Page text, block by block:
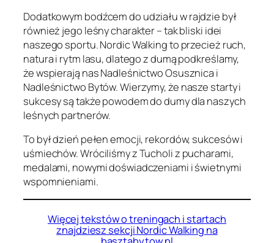
Dodatkowym bodźcem do udziału w rajdzie był
również jego leśny charakter – tak bliski idei
naszego sportu. Nordic Walking to przecież ruch,
natura i rytm lasu, dlatego z dumą podkreślamy,
że wspierają nas Nadleśnictwo Osusznica i
Nadleśnictwo Bytów. Wierzymy, że nasze starty i
sukcesy są także powodem do dumy dla naszych
leśnych partnerów.
To był dzień pełen emocji, rekordów, sukcesów i
uśmiechów. Wróciliśmy z Tucholi z pucharami,
medalami, nowymi doświadczeniami i świetnymi
wspomnieniami.
Więcej tekstów o treningach i startach
znajdziesz sekcji Nordic Walking na